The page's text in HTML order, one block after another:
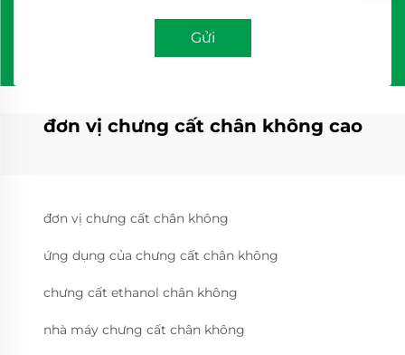
Gửi
đơn vị chưng cất chân không cao
đơn vị chưng cất chân không
ứng dụng của chưng cất chân không
chưng cất ethanol chân không
nhà máy chưng cất chân không